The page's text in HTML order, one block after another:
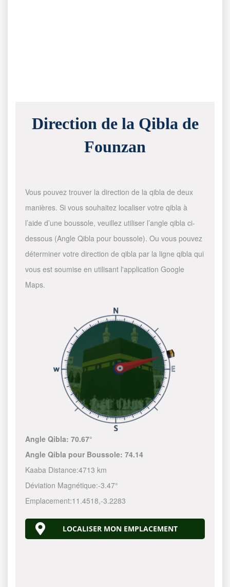
Direction de la Qibla de
Founzan
Vous pouvez trouver la direction de la qibla de deux
manières. Si vous souhaitez localiser votre qibla à
l’aide d’une boussole, veuillez utiliser l’angle qibla ci-
dessous (Angle Qibla pour boussole). Ou vous pouvez
déterminer votre direction de qibla par la ligne qibla qui
vous est soumise en utilisant l'application Google
Maps.
Angle Qibla:70.67°
Angle Qibla pour Boussole:74.14
Kaaba Distance:4713 km
Déviation Magnétique:-3.47°
Emplacement:11.4518,-3.2283
LOCALISER MON EMPLACEMENT